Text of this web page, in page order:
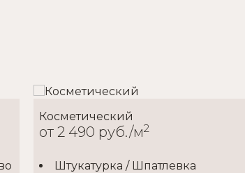
Косметический
от 2 490 руб./м2
Штукатурка / Шпатлевка